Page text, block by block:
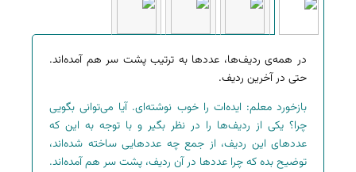
در همه‌ی ردیف‌ها، عددها به ترتیب پشت سر هم آمده‌اند.
حتی در آخرین ردیف.
بازخورد معلم: ایده‌ات را خوب نوشته‌ای. آیا می‌توانی بگویی
چرا؟ یکی از ردیف‌ها را در نظر بگیر و با توجه به این که
عددهای این ردیف، از جمع چه عددهایی ساخته شده‌اند،
توضیح بده که چرا عددها در آن ردیف، پشت سر هم آمده‌اند.